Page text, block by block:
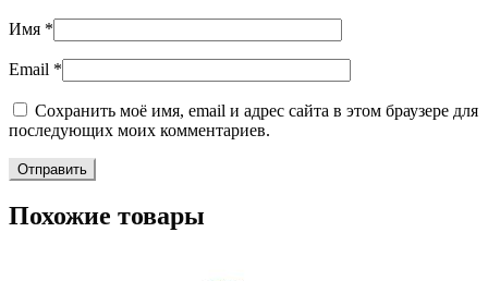
Имя *
Email *
Сохранить моё имя, email и адрес сайта в этом браузере для
последующих моих комментариев.
Похожие товары